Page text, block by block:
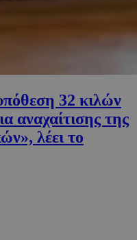
32 κιλών
αναχαίτισης της
λέει το